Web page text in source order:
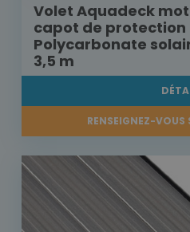
Volet Aquadeck
capot de protection
Polycarbonate
3,5 m
RENSEIGNEZ-VOUS